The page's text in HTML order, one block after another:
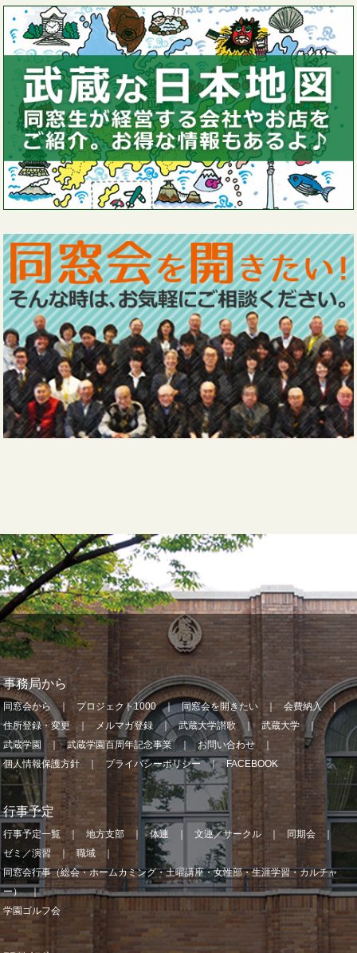
事務局から
同窓会から プロジェクト1000 同窓会を開きたい
会費納入
住所登録・変更
メルマガ登録 武蔵大学讃歌
武蔵大学
武蔵学園
武蔵学園百周年記念事業
お問い合わせ
個人情報保護方針
プライバシーポリシー FACEBOOK
行事予定
行事予定一覧 地方支部 体連 文連／サークル
同期会
ゼミ／演習
職域
同窓会行事（総会・ホームカミング・土曜講座・女性部・生涯学習・カルチャ
ー）
学園ゴルフ会